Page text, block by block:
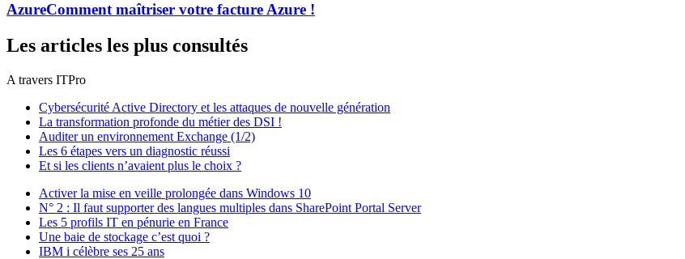
AzureComment maîtriser votre facture Azure !
Les articles les plus consultés
A travers ITPro
Cybersécurité Active Directory et les attaques de nouvelle génération
La transformation profonde du métier des DSI !
Auditer un environnement Exchange (1/2)
Les 6 étapes vers un diagnostic réussi
Et si les clients n’avaient plus le choix ?
Activer la mise en veille prolongée dans Windows 10
N° 2 : Il faut supporter des langues multiples dans SharePoint Portal Server
Les 5 profils IT en pénurie en France
Une baie de stockage c’est quoi ?
IBM i célèbre ses 25 ans